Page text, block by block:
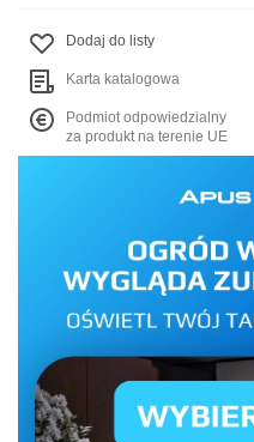
Dodaj do listy
Karta katalogowa
Podmiot odpowiedzialny
za produkt na terenie UE